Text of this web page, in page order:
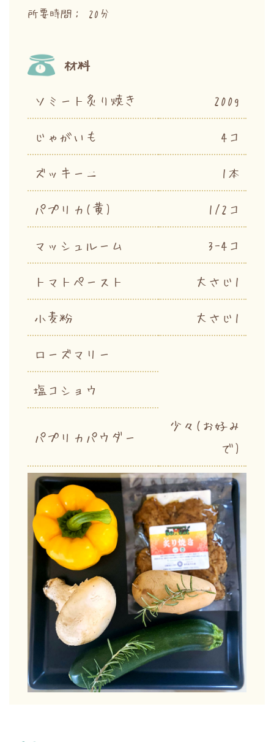
所要時間： 20分
材料
ソミート炙り焼き 200g
じゃがいも 4コ
ズッキーニ 1本
パプリカ(黄) 1/2コ
マッシュルーム 3-4コ
トマトペースト 大さじ1
小麦粉 大さじ1
ローズマリー
塩コショウ
パプリカパウダー
少々(お好み
で)